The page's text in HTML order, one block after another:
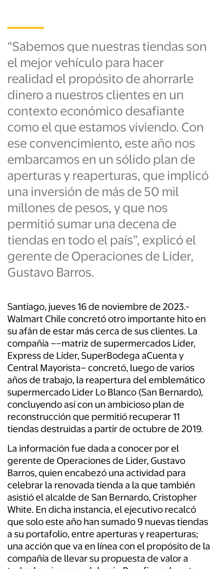
“Sabemos que nuestras tiendas son
el mejor vehículo para hacer
realidad el propósito de ahorrarle
dinero a nuestros clientes en un
contexto económico desafiante
como el que estamos viviendo. Con
ese convencimiento, este año nos
embarcamos en un sólido plan de
aperturas y reaperturas, que implicó
una inversión de más de 50 mil
millones de pesos, y que nos
permitió sumar una decena de
tiendas en todo el país”, explicó el
gerente de Operaciones de Lider,
Gustavo Barros.
Santiago, jueves 16 de noviembre de 2023.-
Walmart Chile concretó otro importante hito en
su afán de estar más cerca de sus clientes. La
compañía ––matriz de supermercados Lider,
Express de Lider, SuperBodega aCuenta y
Central Mayorista– concretó, luego de varios
años de trabajo, la reapertura del emblemático
supermercado Lider Lo Blanco (San Bernardo),
concluyendo así con un ambicioso plan de
reconstrucción que permitió recuperar 11
tiendas destruidas a partir de octubre de 2019.
La información fue dada a conocer por el
gerente de Operaciones de Lider, Gustavo
Barros, quien encabezó una actividad para
celebrar la renovada tienda a la que también
asistió el alcalde de San Bernardo, Cristopher
White. En dicha instancia, el ejecutivo recalcó
que solo este año han sumado 9 nuevas tiendas
a su portafolio, entre aperturas y reaperturas;
una acción que va en línea con el propósito de la
compañía de llevar su propuesta de valor a